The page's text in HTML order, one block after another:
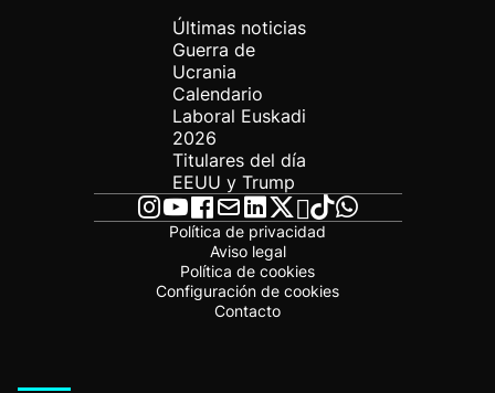
Últimas noticias
Guerra de
Ucrania
Calendario
Laboral Euskadi
2026
Titulares del día
EEUU y Trump
Política de privacidad
Aviso legal
Política de cookies
Configuración de cookies
Contacto